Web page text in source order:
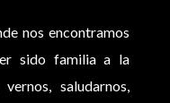
nos encontramos
sido familia a la
saludarnos,